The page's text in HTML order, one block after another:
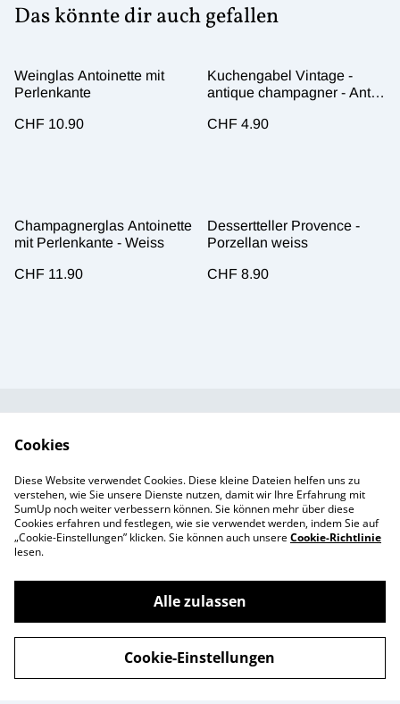
Das könnte dir auch gefallen
Weinglas Antoinette mit
Perlenkante
CHF 10.90
Kuchengabel Vintage -
antique champagner - Antik
CHF 4.90
Champagnerglas Antoinette
mit Perlenkante - Weiss
CHF 11.90
Dessertteller Provence -
Porzellan weiss
CHF 8.90
Öffnungszeiten
Impressum
Cookie-Richtlinie
Produkte
Enchanté Store - Thun
Cookies
Diese Website verwendet Cookies. Diese kleine Dateien helfen uns zu
verstehen, wie Sie unsere Dienste nutzen, damit wir Ihre Erfahrung mit
SumUp noch weiter verbessern können. Sie können mehr über diese
Cookies erfahren und festlegen, wie sie verwendet werden, indem Sie auf
„Cookie-Einstellungen” klicken. Sie können auch unsereCookie-Richtlinie
lesen.
Alle zulassen
Cookie-Einstellungen